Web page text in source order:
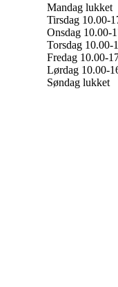
Mandag lukket
Tirsdag 10.00-
Onsdag 10.00-
Torsdag 10.00-
Fredag 10.00-
Lørdag 10.00-
Søndag lukket